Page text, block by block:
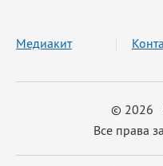
© 2026
Все права
Медиакит